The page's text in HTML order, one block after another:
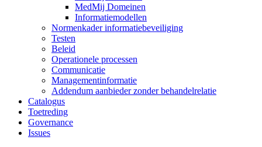
MedMij Domeinen
Informatiemodellen
Normenkader informatiebeveiliging
Testen
Beleid
Operationele processen
Communicatie
Managementinformatie
Addendum aanbieder zonder behandelrelatie
Catalogus
Toetreding
Governance
Issues